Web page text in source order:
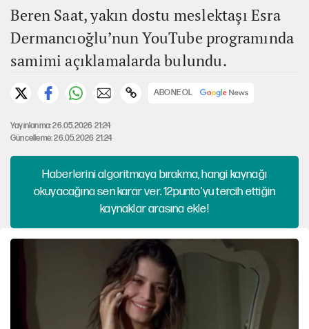
Beren Saat, yakın dostu meslektaşı Esra
Dermancıoğlu’nun YouTube programında
samimi açıklamalarda bulundu.
ABONE OL
Yayınlanma: 26.05.2026 21:24
Güncelleme: 26.05.2026 21:24
Haberlerini algoritmaya bırakma, hangi kaynağı
okuyacağına sen karar ver. 12punto'yu tercih ettiğin
kaynaklar arasına ekle!